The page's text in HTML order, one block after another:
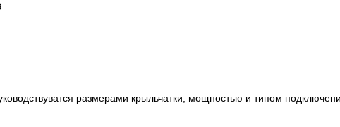
размерами крыльчатки, мощностью и типом